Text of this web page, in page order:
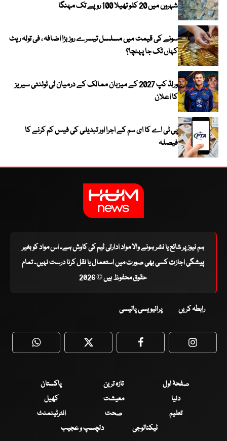
شہروں میں 20 کلو تھیلا 100 روپے تک مہنگا
سونے کی قیمت میں مسلسل تیسرے روز بڑا اضافہ ، فی تولہ ریٹ
کہاں تک جا پہنچا؟
ورلڈ کپ 2027 کے میزبان ممالک کے درمیان ٹی ٹوئنٹی سیریز
کا اعلان
پی ٹی اے کا ای سم کے اجرا اور تبدیلی کی فیس کم کرنے کا
فیصلہ
ہم نیوز پر شائع یا نشر ہونے والا مواد ادارتی ٹیم کی کاوش ہے۔ اس مواد کو بغیر
پیشگی اجازت کسی بھی صورت میں استعمال یا نقل کرنا درست نہیں۔ تمام
حقوق محفوظ ہیں © 2026
رابطہ کریں پرائیویسی پالیسی
WhatsApp Twitter Facebook
صفحۂ اول تازہ ترین
پاکستان
دنیا
معیشت
کھیل
تعلیم
صحت
انٹرٹینمنٹ
ٹیکنالوجی
دلچسپ و عجیب